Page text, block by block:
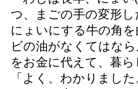
つ、まごの手の変形
にょいにする牛の角
ビの油がなくてはな
をお金に代えて、暮
「よく、わかりまし